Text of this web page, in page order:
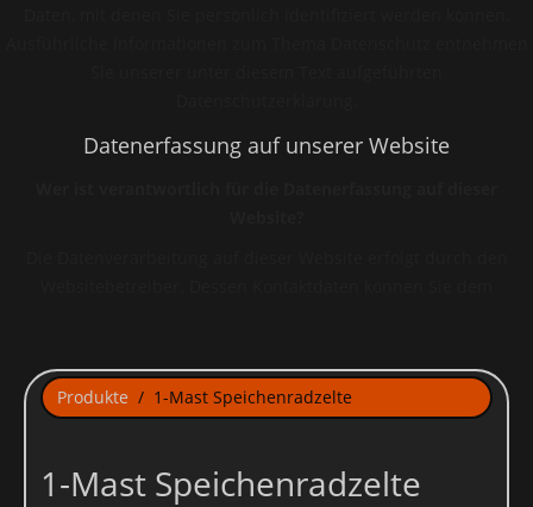
Datenerfassung auf unserer Website
Ihre Daten werden zum einen dadurch erhoben, dass Sie uns
diese mitteilen. Hierbei kann es sich z.B. um Daten handeln, die
Andere Daten werden automatisch beim Besuch der Website
Produkte 1-Mast Speichenradzelte
1-Mast Speichenradzelte